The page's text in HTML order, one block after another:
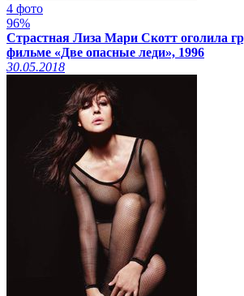
4 фото
96%
Страстная Лиза Мари Скотт оголила
фильме «Две опасные леди», 1996
30.05.2018